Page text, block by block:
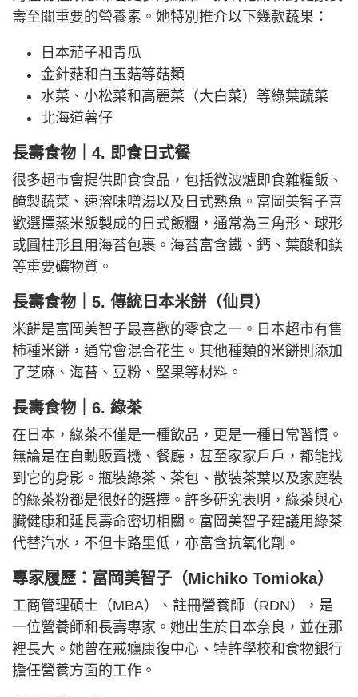
壽至關重要的營養素。她特別推介以下幾款蔬果：
日本茄子和青瓜
金針菇和白玉菇等菇類
水菜、小松菜和高麗菜（大白菜）等綠葉蔬菜
北海道薯仔
長壽食物｜4. 即食日式餐
很多超市會提供即食食品，包括微波爐即食雜糧飯、
醃製蔬菜、速溶味噌湯以及日式熟魚。富岡美智子喜
歡選擇蒸米飯製成的日式飯糰，通常為三角形、球形
或圓柱形且用海苔包裹。海苔富含鐵、鈣、葉酸和鎂
等重要礦物質。
長壽食物｜5. 傳統日本米餅（仙貝）
米餅是富岡美智子最喜歡的零食之一。日本超市有售
柿種米餅，通常會混合花生。其他種類的米餅則添加
了芝麻、海苔、豆粉、堅果等材料。
長壽食物｜6. 綠茶
在日本，綠茶不僅是一種飲品，更是一種日常習慣。
無論是在自動販賣機、餐廳，甚至家家戶戶，都能找
到它的身影。瓶裝綠茶、茶包、散裝茶葉以及家庭裝
的綠茶粉都是很好的選擇。許多研究表明，綠茶與心
臟健康和延長壽命密切相關。富岡美智子建議用綠茶
代替汽水，不但卡路里低，亦富含抗氧化劑。
專家履歷：富岡美智子（Michiko Tomioka）
工商管理碩士（MBA）、註冊營養師（RDN），是
一位營養師和長壽專家。她出生於日本奈良，並在那
裡長大。她曾在戒癮康復中心、特許學校和食物銀行
擔任營養方面的工作。